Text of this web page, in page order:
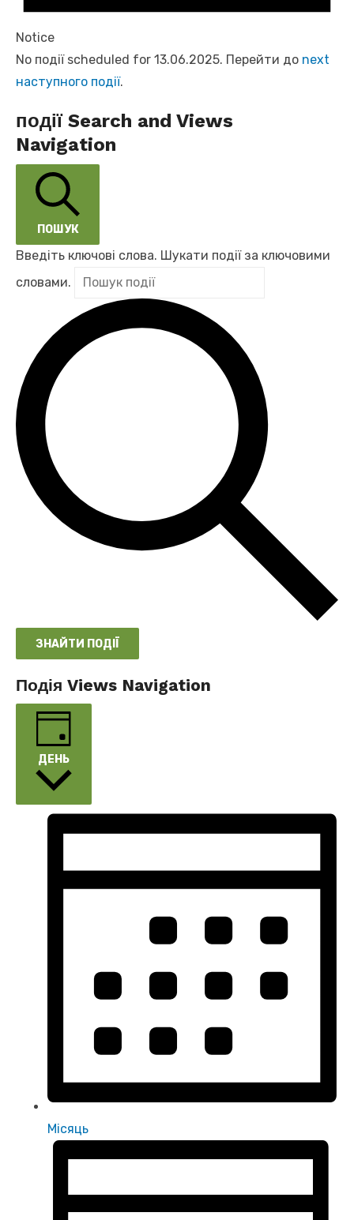
Notice
No події scheduled for 13.06.2025. Перейти до next
наступного події.
події Search and Views
Navigation
ПОШУК
Введіть ключові слова. Шукати події за ключовими
словами.
ЗНАЙТИ ПОДІЇ
Подія Views Navigation
ДЕНЬ
Місяць